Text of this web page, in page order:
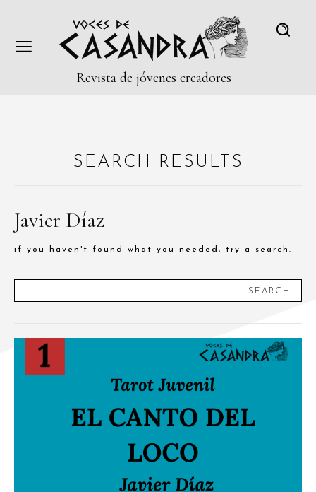
Revista de jóvenes creadores
SEARCH RESULTS
Javier Díaz
if you haven't found what you needed, try a search.
SEARCH